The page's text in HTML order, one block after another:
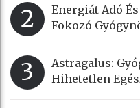
2
Energiát Adó
Fokozó
3
Astragalus:
Hihetetlen